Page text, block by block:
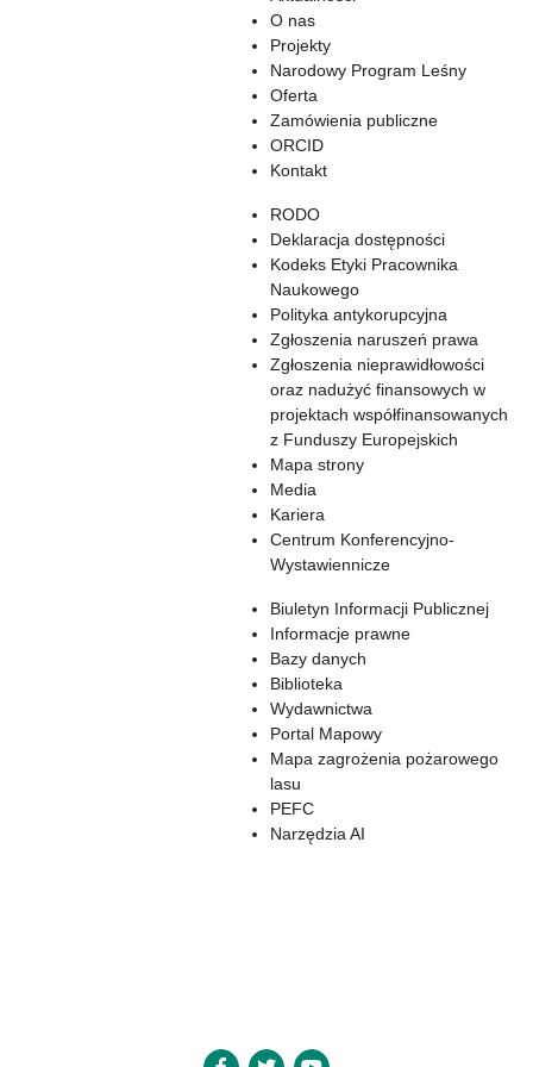
O nas
Projekty
Narodowy Program Leśny
Oferta
Zamówienia publiczne
ORCID
Kontakt
RODO
Deklaracja dostępności
Kodeks Etyki Pracownika
Naukowego
Polityka antykorupcyjna
Zgłoszenia naruszeń prawa
Zgłoszenia nieprawidłowości
oraz nadużyć finansowych w
projektach współfinansowanych
z Funduszy Europejskich
Mapa strony
Media
Kariera
Centrum Konferencyjno-
Wystawiennicze
Biuletyn Informacji Publicznej
Informacje prawne
Bazy danych
Biblioteka
Wydawnictwa
Portal Mapowy
Mapa zagrożenia pożarowego
lasu
PEFC
Narzędzia AI